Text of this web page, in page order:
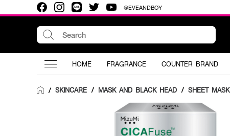
@EVEANDBOY
HOME FRAGRANCE COUNTER BRAND
/ SKINCARE / MASK AND BLACK HEAD / SHEET MASK